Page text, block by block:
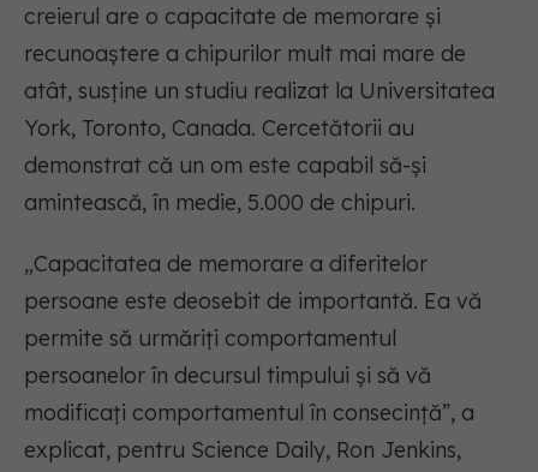
creierul are o capacitate de memorare și
recunoaștere a chipurilor mult mai mare de
atât, susține un studiu realizat la Universitatea
York, Toronto, Canada. Cercetătorii au
demonstrat că un om este capabil să-și
amintească, în medie, 5.000 de chipuri.
„Capacitatea de memorare a diferitelor
persoane este deosebit de importantă. Ea vă
permite să urmăriți comportamentul
persoanelor în decursul timpului și să vă
modificați comportamentul în consecință”, a
explicat, pentru Science Daily, Ron Jenkins,